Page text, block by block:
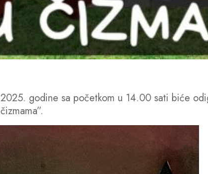
godine sa početkom u 14.00 sati biće